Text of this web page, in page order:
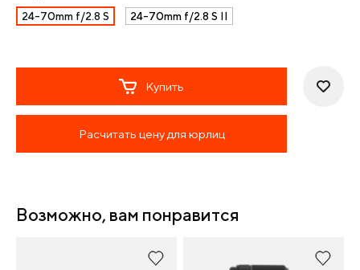
24-70mm f/2.8 S
24-70mm f/2.8 S II
Купить
Расчитать цену для юрлиц
Возможно, вам понравится